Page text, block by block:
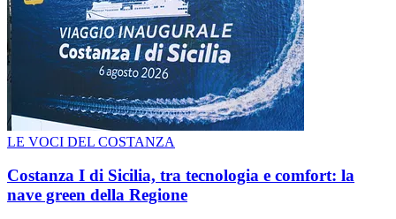
LE VOCI DEL COSTANZA
Costanza I di Sicilia, tra tecnologia e comfort: la
nave green della Regione